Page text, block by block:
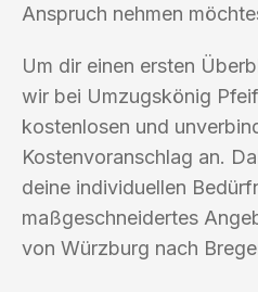
Anspruch nehmen
Um dir einen ersten
wir bei Umzugskönig
kostenlosen und
Kostenvoranschlag an.
deine individuellen
maßgeschneidertes
von Würzburg nach